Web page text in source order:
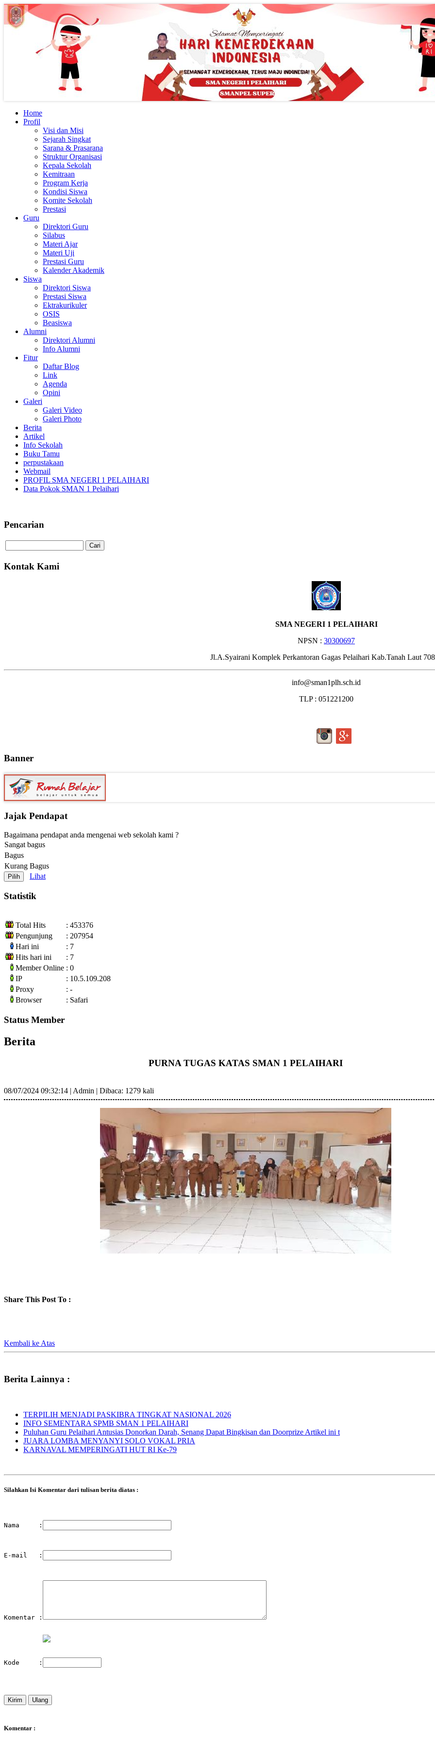
Home
Profil
Visi dan Misi
Sejarah Singkat
Sarana & Prasarana
Struktur Organisasi
Kepala Sekolah
Kemitraan
Program Kerja
Kondisi Siswa
Komite Sekolah
Prestasi
Guru
Direktori Guru
Silabus
Materi Ajar
Materi Uji
Prestasi Guru
Kalender Akademik
Siswa
Direktori Siswa
Prestasi Siswa
Ektrakurikuler
OSIS
Beasiswa
Alumni
Direktori Alumni
Info Alumni
Fitur
Daftar Blog
Link
Agenda
Opini
Galeri
Galeri Video
Galeri Photo
Berita
Artikel
Info Sekolah
Buku Tamu
perpustakaan
Webmail
PROFIL SMA NEGERI 1 PELAIHARI
Data Pokok SMAN 1 Pelaihari
Pencarian
Kontak Kami
SMA NEGERI 1 PELAIHARI
NPSN : 30300697
Jl.A.Syairani Komplek Perkantoran Gagas Pelaihari Kab.Tanah Laut
info@sman1plh.sch.id
TLP : 051221200
Banner
Jajak Pendapat
Bagaimana pendapat anda mengenai web sekolah kami ?
Sangat bagus
Bagus
Kurang Bagus
Lihat
Statistik
Total Hits
: 453376
Pengunjung
: 207954
Hari ini
: 7
Hits hari ini
: 7
Member Online : 0
IP
: 10.5.109.208
Proxy
: -
Browser
: Safari
Status Member
Berita
PURNA TUGAS KATAS SMAN 1 PELAIHARI
08/07/2024 09:32:14 | Admin | Dibaca: 1279 kali
Share This Post To :
Kembali ke Atas
Berita Lainnya :
TERPILIH MENJADI PASKIBRA TINGKAT NASIONAL 2026
INFO SEMENTARA SPMB SMAN 1 PELAIHARI
Puluhan Guru Pelaihari Antusias Donorkan Darah, Senang Dapat Bingkisan dan Doorprize Artikel ini t
JUARA LOMBA MENYANYI SOLO VOKAL PRIA
KARNAVAL MEMPERINGATI HUT RI Ke-79
Silahkan Isi Komentar dari tulisan berita diatas :
Nama     :
E-mail   :
Komentar :
Kode     :
Komentar :